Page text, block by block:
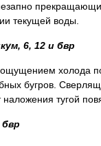
текущей воды.
6, 12 и бвр
холода
бугров.
тугой
бвр